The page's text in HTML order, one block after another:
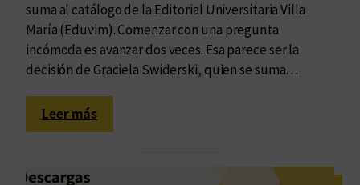
suma al catálogo de la Editorial Universitaria Villa
María (Eduvim). Comenzar con una pregunta
incómoda es avanzar dos veces. Esa parece ser la
decisión de Graciela Swiderski, quien se suma…
Leer más:
T